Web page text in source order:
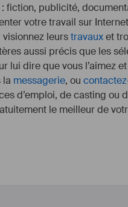
fiction, publicité,
votre travail sur
visionnez leurstravauxet
aussi précis que les
lui dire que vous l’aimez et
la messagerie, ou
d’emploi, de casting ou
le meilleur de